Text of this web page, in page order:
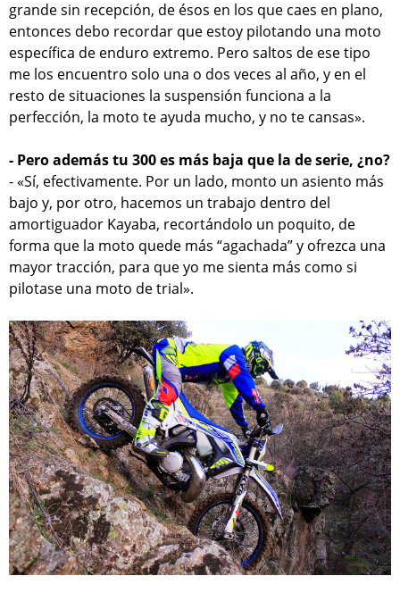
grande sin recepción, de ésos en los que caes en plano,
entonces debo recordar que estoy pilotando una moto
específica de enduro extremo. Pero saltos de ese tipo
me los encuentro solo una o dos veces al año, y en el
resto de situaciones la suspensión funciona a la
perfección, la moto te ayuda mucho, y no te cansas».
- Pero además tu 300 es más baja que la de serie, ¿no?
- «Sí, efectivamente. Por un lado, monto un asiento más
bajo y, por otro, hacemos un trabajo dentro del
amortiguador Kayaba, recortándolo un poquito, de
forma que la moto quede más “agachada” y ofrezca una
mayor tracción, para que yo me sienta más como si
pilotase una moto de trial».